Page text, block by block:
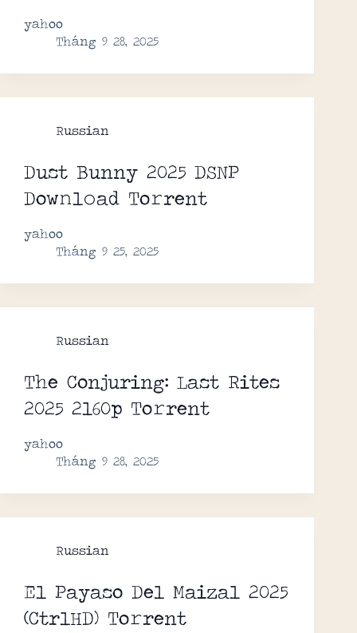
yahoo
Tháng 9 28, 2025
Russian
Dust Bunny 2025 DSNP
Dow𝚗l𝚘ad To𝚛rent
yahoo
Tháng 9 25, 2025
Russian
The Conjuring: Last Rites
2025 2160p To𝚛rent
yahoo
Tháng 9 28, 2025
Russian
El Payaso Del Maizal 2025
(CtrlHD) To𝚛rent